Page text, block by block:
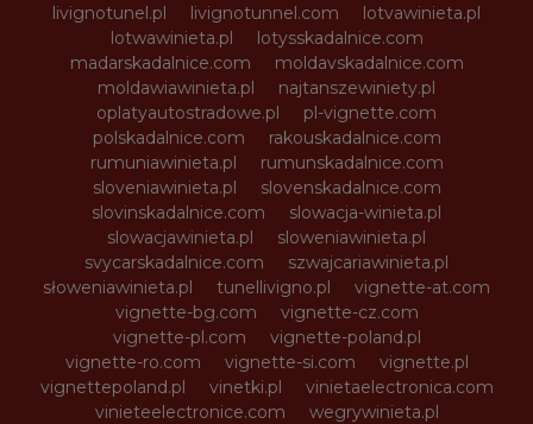
livignotunel.pl
livignotunnel.com
lotvawinieta.pl
lotwawinieta.pl
lotysskadalnice.com
madarskadalnice.com
moldavskadalnice.com
moldawiawinieta.pl
najtanszewiniety.pl
oplatyautostradowe.pl
pl-vignette.com
polskadalnice.com
rakouskadalnice.com
rumuniawinieta.pl
rumunskadalnice.com
sloveniawinieta.pl
slovenskadalnice.com
slovinskadalnice.com
slowacja-winieta.pl
slowacjawinieta.pl
sloweniawinieta.pl
svycarskadalnice.com
szwajcariawinieta.pl
słoweniawinieta.pl
tunellivigno.pl
vignette-at.com
vignette-bg.com
vignette-cz.com
vignette-pl.com
vignette-poland.pl
vignette-ro.com
vignette-si.com
vignette.pl
vignettepoland.pl
vinetki.pl
vinietaelectronica.com
vinieteelectronice.com
wegrywinieta.pl